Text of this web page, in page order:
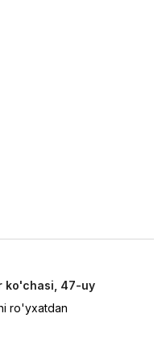
ko'chasi, 47-uy
ro'yxatdan